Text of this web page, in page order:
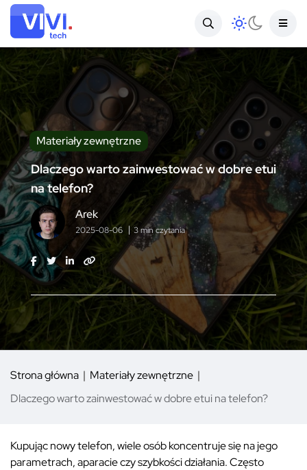
Materiały zewnętrzne
Dlaczego warto zainwestować w dobre etui
na telefon?
Arek
2025-08-06 3 min czytania
Strona główna
Materiały zewnętrzne
Dlaczego warto zainwestować w dobre etui na telefon?
Kupując nowy telefon, wiele osób koncentruje się na jego
parametrach, aparacie czy szybkości działania. Często